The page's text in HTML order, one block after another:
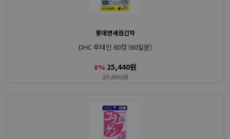
롯데면세점긴자
DHC 루테인 60정 (60일분)
8% 25,440원
27,650원